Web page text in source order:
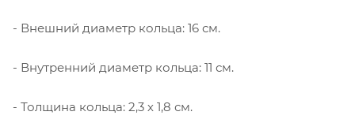
- Внешний диаметр кольца: 16 см.
- Внутренний диаметр кольца: 11 см.
- Толщина кольца: 2,3 х 1,8 см.